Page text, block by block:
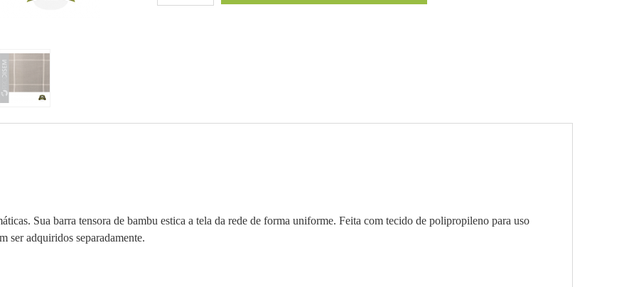
Sua barra tensora de bambu estica a tela da rede de forma uniforme. Feita com tecido de polipropileno para uso
ser adquiridos separadamente.